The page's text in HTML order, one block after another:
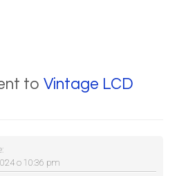
to Vintage LCD
o 10:36 pm